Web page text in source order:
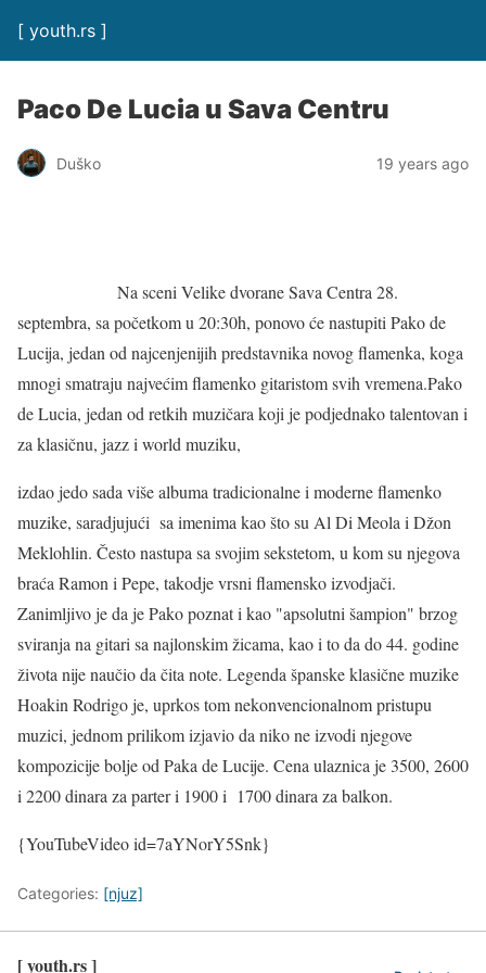
[ youth.rs ]
Paco De Lucia u Sava Centru
Duško 19 years ago
Na sceni Velike dvorane Sava Centra 28.
septembra, sa početkom u 20:30h, ponovo će nastupiti Pako de
Lucija, jedan od najcenjenijih predstavnika novog flamenka, koga
mnogi smatraju najvećim flamenko gitaristom svih vremena.Pako
de Lucia, jedan od retkih muzičara koji je podjednako talentovan i
za klasičnu, jazz i world muziku,
izdao jedo sada više albuma tradicionalne i moderne flamenko
muzike, saradjujući sa imenima kao što su Al Di Meola i Džon
Meklohlin. Često nastupa sa svojim sekstetom, u kom su njegova
braća Ramon i Pepe, takodje vrsni flamensko izvodjači.
Zanimljivo je da je Pako poznat i kao "apsolutni šampion" brzog
sviranja na gitari sa najlonskim žicama, kao i to da do 44. godine
života nije naučio da čita note. Legenda španske klasične muzike
Hoakin Rodrigo je, uprkos tom nekonvencionalnom pristupu
muzici, jednom prilikom izjavio da niko ne izvodi njegove
kompozicije bolje od Paka de Lucije. Cena ulaznica je 3500, 2600
i 2200 dinara za parter i 1900 i 1700 dinara za balkon.
{YouTubeVideo id=7aYNorY5Snk}
Categories: [njuz]
[ youth.rs ]